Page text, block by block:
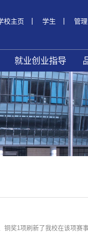
校主页 | 学生 | 管
就业创业指导
奖1项刷新了我校在该项赛